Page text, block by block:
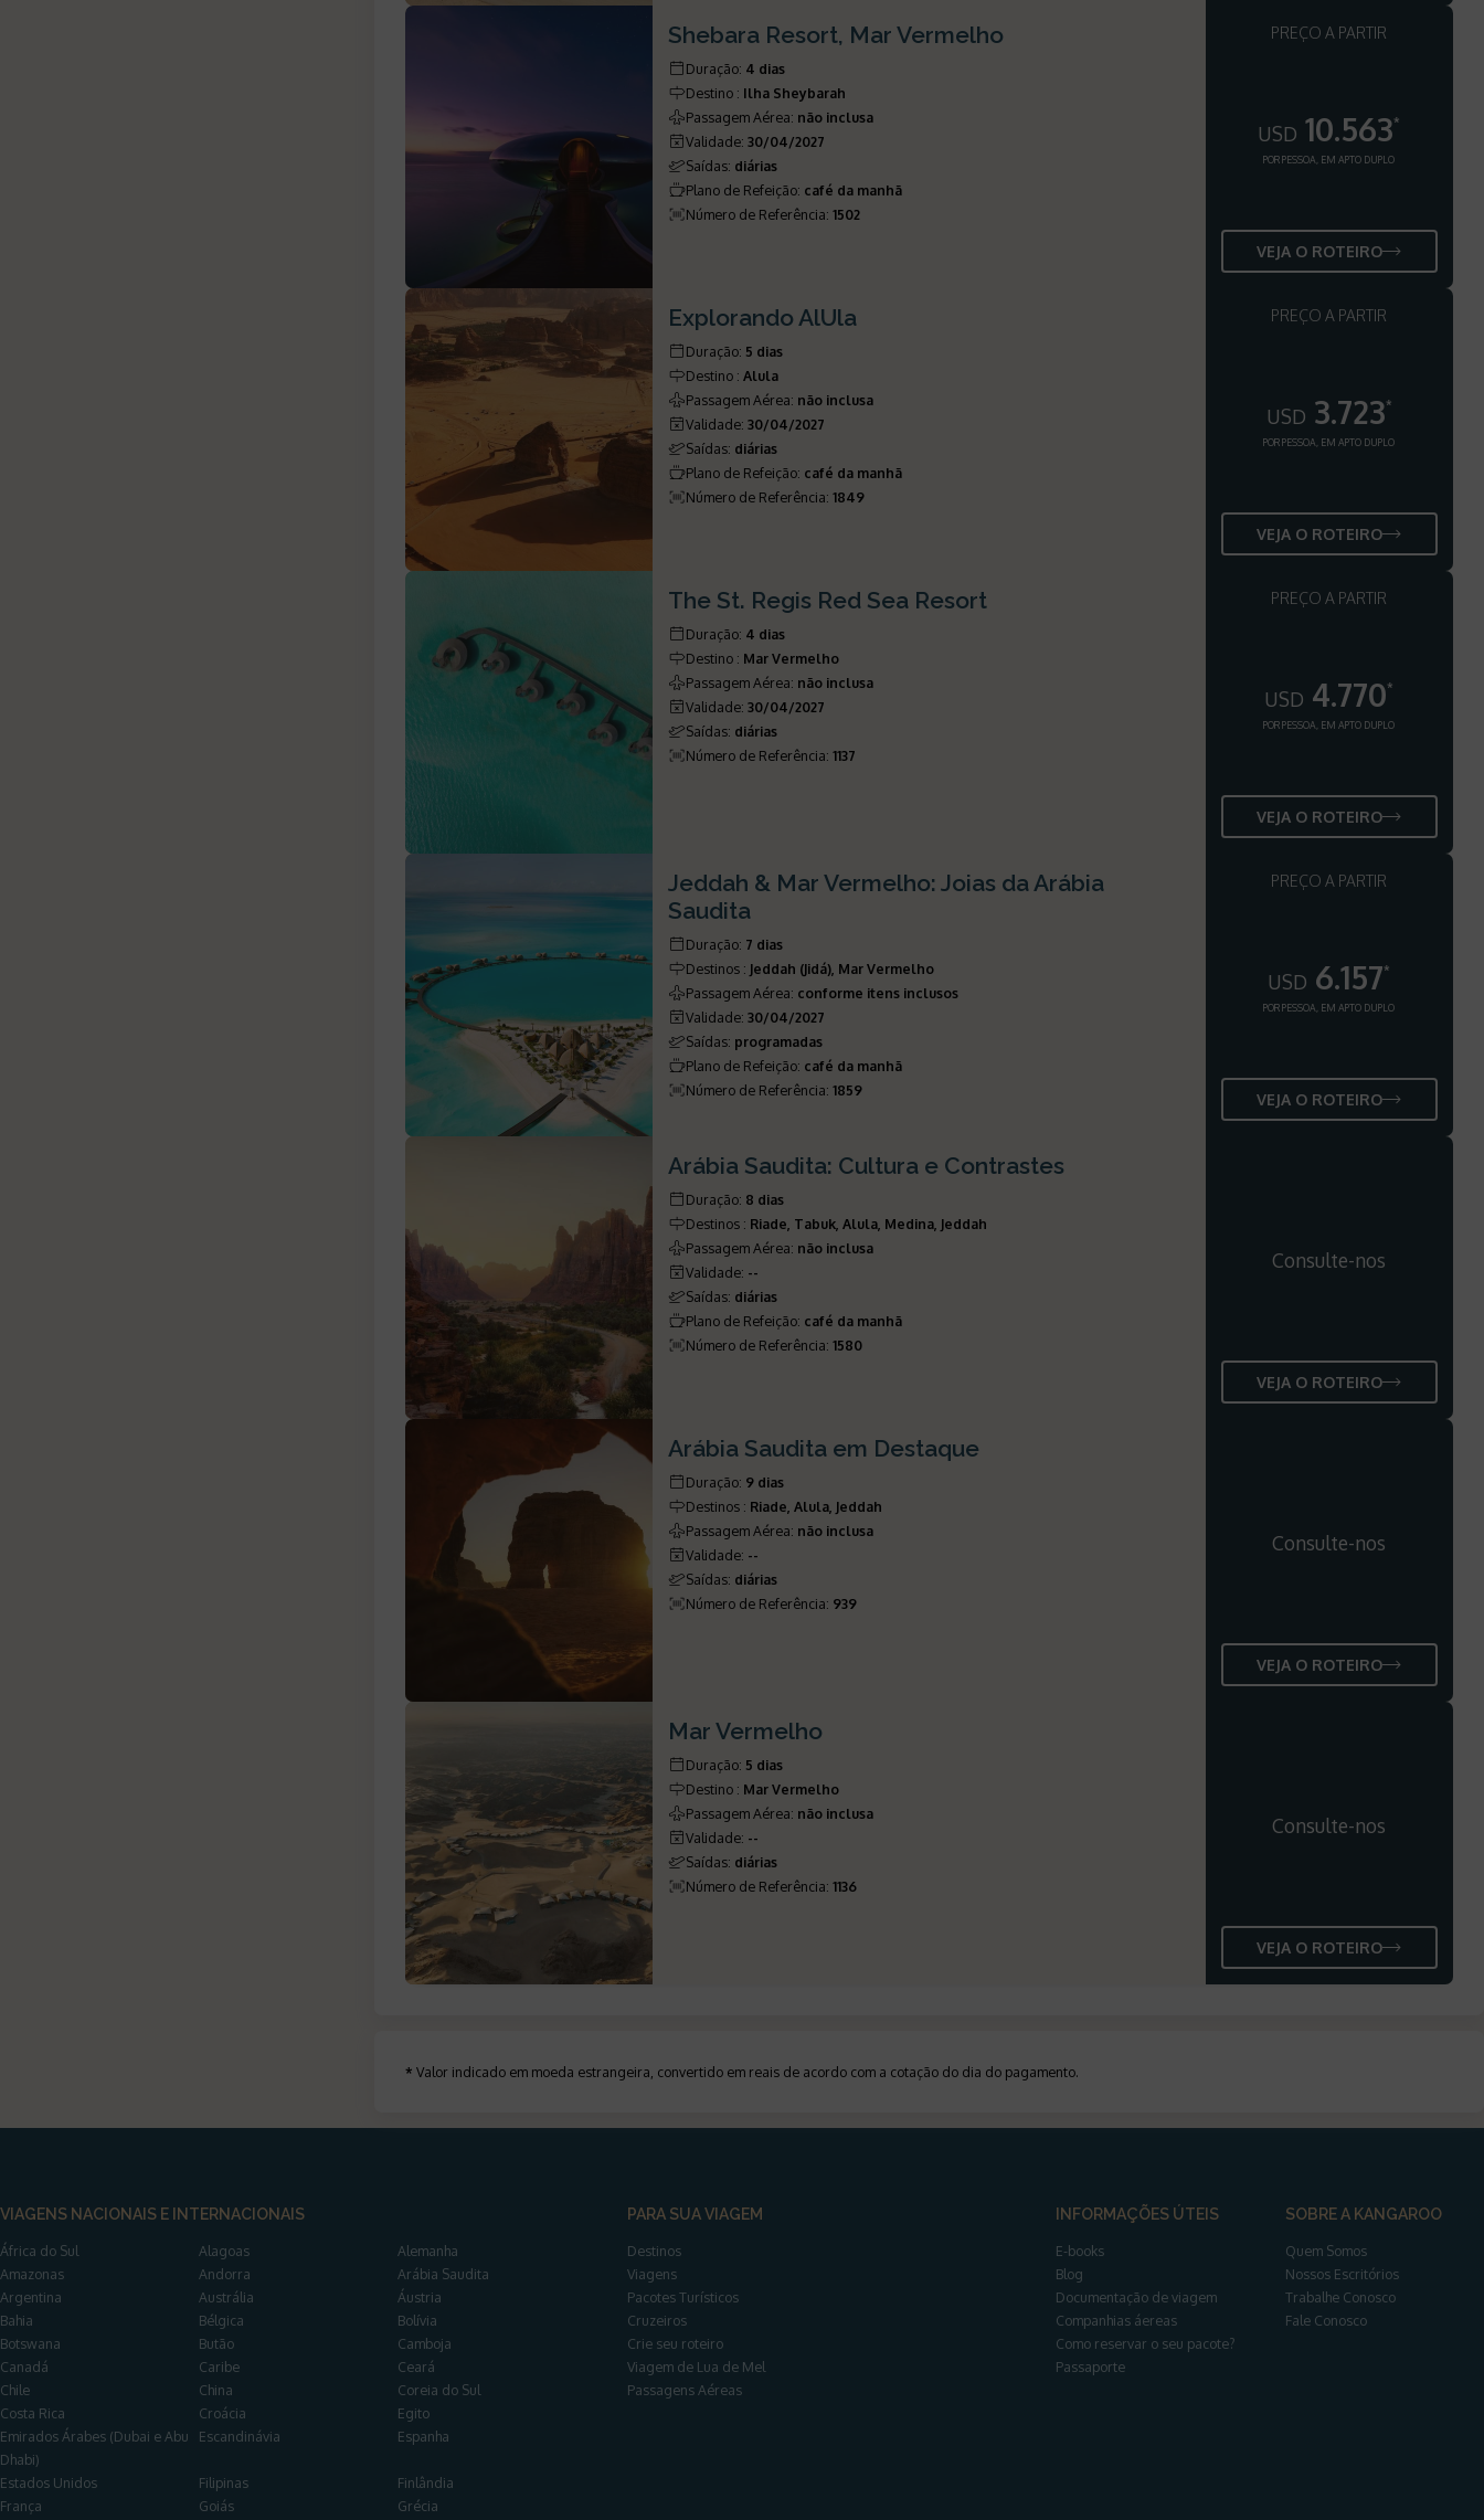
Shebara Resort, Mar Vermelho
Duração: 4 dias
Destino : Ilha Sheybarah
Passagem Aérea: não inclusa
Validade:30/04/2027
Saídas: diárias
Plano de Refeição: café da manhã
Número de Referência:1502
PREÇO A PARTIR
USD 10.563*
POR PESSOA, EM APTO DUPLO
VEJA O ROTEIRO
Explorando AlUla
Duração: 5 dias
Destino : Alula
Passagem Aérea: não inclusa
Validade:30/04/2027
Saídas: diárias
Plano de Refeição: café da manhã
Número de Referência:1849
PREÇO A PARTIR
USD 3.723*
POR PESSOA, EM APTO DUPLO
VEJA O ROTEIRO
The St. Regis Red Sea Resort
Duração: 4 dias
Destino : Mar Vermelho
Passagem Aérea: não inclusa
Validade:30/04/2027
Saídas: diárias
Número de Referência:1137
PREÇO A PARTIR
USD 4.770*
POR PESSOA, EM APTO DUPLO
VEJA O ROTEIRO
Jeddah & Mar Vermelho: Joias da Arábia
Saudita
Duração: 7 dias
Destinos : Jeddah (Jidá), Mar Vermelho
Passagem Aérea: conforme itens inclusos
Validade:30/04/2027
Saídas: programadas
Plano de Refeição: café da manhã
Número de Referência:1859
PREÇO A PARTIR
USD 6.157*
POR PESSOA, EM APTO DUPLO
VEJA O ROTEIRO
Arábia Saudita: Cultura e Contrastes
Duração: 8 dias
Destinos : Riade, Tabuk, Alula, Medina, Jeddah
Passagem Aérea: não inclusa
Validade: --
Saídas: diárias
Plano de Refeição: café da manhã
Número de Referência:1580
Consulte-nos
VEJA O ROTEIRO
Arábia Saudita em Destaque
Duração: 9 dias
Destinos : Riade, Alula, Jeddah
Passagem Aérea: não inclusa
Validade: --
Saídas: diárias
Número de Referência: 939
Consulte-nos
VEJA O ROTEIRO
Mar Vermelho
Duração: 5 dias
Destino : Mar Vermelho
Passagem Aérea: não inclusa
Validade: --
Saídas: diárias
Número de Referência:1136
Consulte-nos
VEJA O ROTEIRO
* Valor indicado em moeda estrangeira, convertido em reais de acordo com a cotação do dia do pagamento.
VIAGENS NACIONAIS E INTERNACIONAIS
África do Sul Alagoas
Alemanha
Amazonas
Andorra
Arábia Saudita
Argentina
Austrália
Áustria
Bahia
Bélgica
Bolívia
Botswana
Butão
Camboja
Canadá
Caribe
Ceará
Chile
China
Coreia do Sul
Costa Rica
Croácia
Egito
Emirados Árabes (Dubai e Abu
Dhabi)
Escandinávia Espanha
Estados Unidos Filipinas
Finlândia
França
Goiás
Grécia
PARA SUA VIAGEM
Destinos
Viagens
Pacotes Turísticos
Cruzeiros
Crie seu roteiro
Viagem de Lua de Mel
Passagens Aéreas
INFORMAÇÕES ÚTEIS
E-books
Blog
Documentação de viagem
Companhias áereas
Como reservar o seu pacote?
Passaporte
SOBRE A KANGAROO
Quem Somos
Nossos Escritórios
Trabalhe Conosco
Fale Conosco